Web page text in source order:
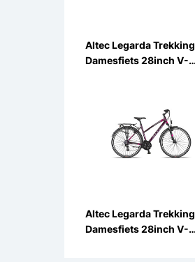
Altec Legarda Trekking
Damesfiets 28inch V-
Altec Legarda Trekking
Damesfiets 28inch V-